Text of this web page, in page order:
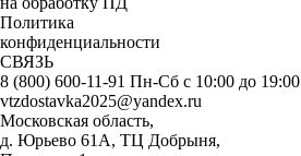
Политика
конфиденциальности
СВЯЗЬ
8 (800) 600-11-91 Пн-Сб с 10:00 до 19:00
vtzdostavka2025@yandex.ru
Московская область,
д. Юрьево 61А, ТЦ Добрыня,